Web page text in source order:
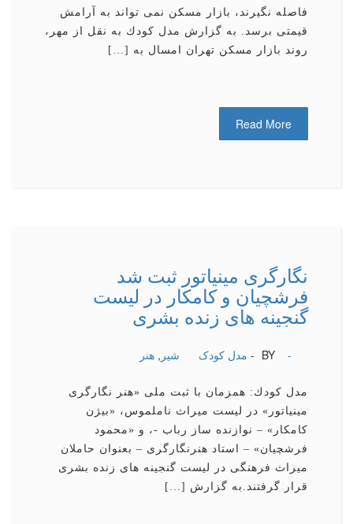
فاصله نگیرند، بازار مسكن نمی تواند به آرامش
قیمتی برسد. به گزارش مدل كودك به نقل از مهر،
روند بازار مسكن تهران امسال به […]
Read More
نگارگری مینیاتور ثبت شد
فرشچیان و كامكار در لیست
گنجینه های زنده بشری
BY - مدل کودک شیر , هنر -
مدل كودك: همزمان با ثبت ملی «هنر نگارگری
مینیاتور» در لیست میراث ناملموس، «بیژن
كامكار» – نوازنده ساز رباب -، و «محمود
فرشچیان» – استاد هنرنگارگری – بعنوان حاملان
میراث فرهنگی در لیست گنجینه های زنده بشری
قرار گرفتند.به گزارش […]